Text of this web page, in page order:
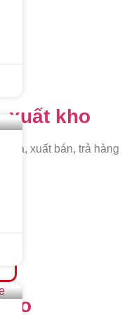
xuất kho
xuất bán, trả hàng